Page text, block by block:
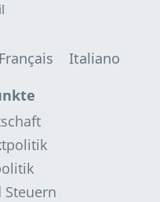
Français
Italiano
Steuern